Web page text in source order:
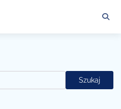
Szukaj